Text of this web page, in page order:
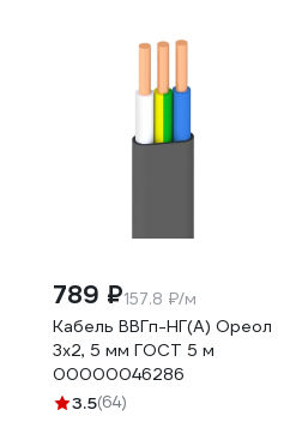
789 ₽157.8 ₽/м
Кабель ВВГп-НГ(А) Ореол
3x2, 5 мм ГОСТ 5 м
00000046286
3.5(64)